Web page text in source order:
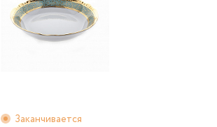
Заканчивается